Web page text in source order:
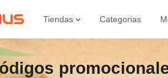
Tiendas Categorias